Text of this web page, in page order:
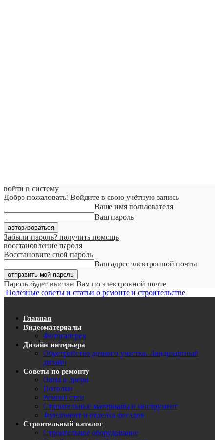
войти в систему
Добро пожаловать! Войдите в свою учётную запись
Ваше имя пользователя
Ваш пароль
Забыли пароль? получить помощь
восстановление пароля
Восстановите свой пароль
Ваш адрес электронной почты
Пароль будет выслан Вам по электронной почте.
Полезные советы и статьи о ремонте и строительстве
Главная
Видеоматериалы
Фотогалерея
Дизайн интерьера
Обустройство дачного участка. Ландшафтный
дизайн
Советы по ремонту
Окна и двери
Потолки
Ремонт стен
Строительные материалы и инструмент
Фундамент и отделка фасадов
Строительный каталог
Строительное оборудование